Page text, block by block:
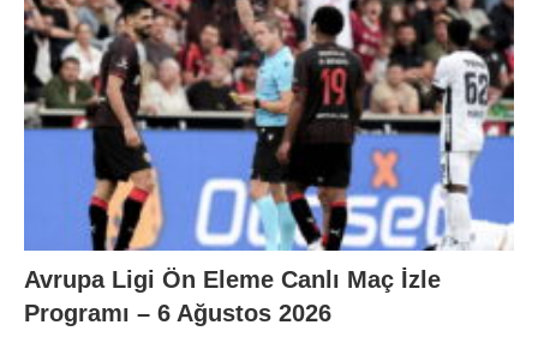
Avrupa Ligi Ön Eleme Canlı Maç İzle
Programı – 6 Ağustos 2026